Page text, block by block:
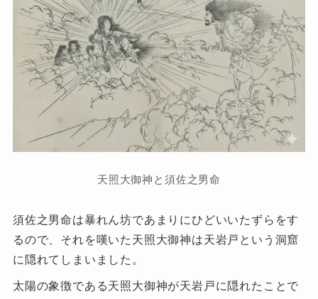
天照大御神と須佐之男命
須佐之男命は暴れん坊であまりにひどいいたずらをす
るので、それを嘆いた天照大御神は天岩戸という洞窟
に隠れてしまいました。
太陽の象徴である天照大御神が天岩戸に隠れたことで